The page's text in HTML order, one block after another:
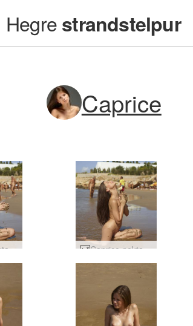
Hegrestrandstelpur
Caprice
Caprice nektarströnd #30 Caprice nektarströnd #34